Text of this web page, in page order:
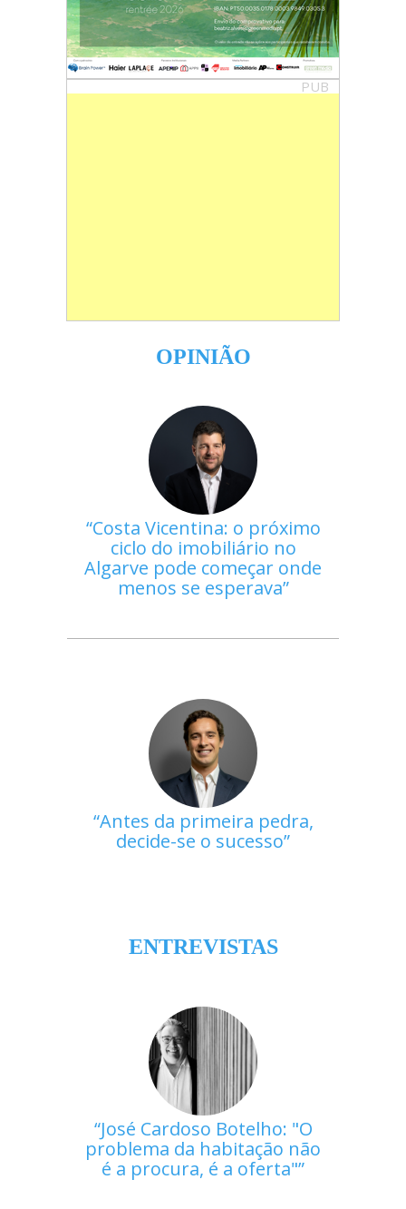
PUB
OPINIÃO
Costa Vicentina: o próximo
ciclo do imobiliário no
Algarve pode começar onde
menos se esperava
Antes da primeira pedra,
decide-se o sucesso
ENTREVISTAS
José Cardoso Botelho: "O
problema da habitação não
é a procura, é a oferta"